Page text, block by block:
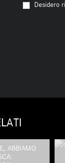
Desidero
ABBIAMO